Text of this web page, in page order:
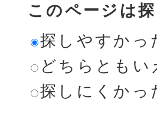
このページは
探しやすかっ
どちらともい
探しにくかっ